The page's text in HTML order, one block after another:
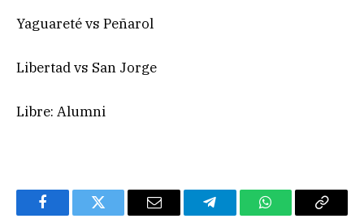
Yaguareté vs Peñarol
Libertad vs San Jorge
Libre: Alumni
FacebookTwitter Email TelegramWhatsAppCopy